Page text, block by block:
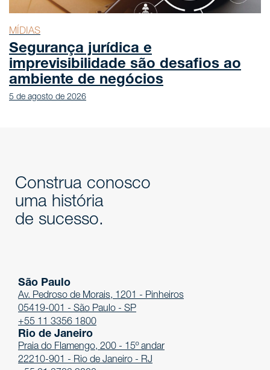
MÍDIAS
Segurança jurídica e
imprevisibilidade são desafios ao
ambiente de negócios
5 de agosto de 2026
Construa conosco
uma história
de sucesso.
São Paulo
Av. Pedroso de Morais, 1201 - Pinheiros
05419-001 - São Paulo - SP
+55 11 3356 1800
Rio de Janeiro
Praia do Flamengo, 200 - 15º andar
22210-901 - Rio de Janeiro - RJ